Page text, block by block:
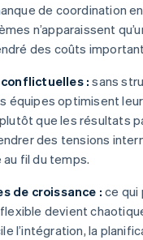
de coordination
n’apparaissent
des coûts
: sans
équipes optimisent
que les résultats
des tensions
fil du temps.
de croissance : ce qui
devient
l’intégration, la